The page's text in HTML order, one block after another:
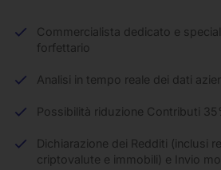
Commercialista dedicato e
forfettario
Analisi in tempo reale dei dati
Possibilità riduzione Contributi
Dichiarazione dei Redditi (inclusi
criptovalute e immobili) e Invio